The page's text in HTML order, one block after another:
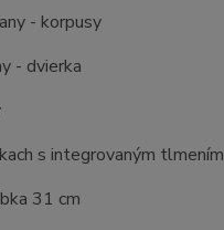
- korpusy
- dvierka
s integrovaným tlmením
31 cm